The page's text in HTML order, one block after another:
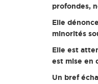
profondes,
Elle
minorités
Elle est
est mise en
Un bref